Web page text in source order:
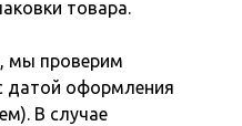
товара.
мы проверим
датой оформления
В случае